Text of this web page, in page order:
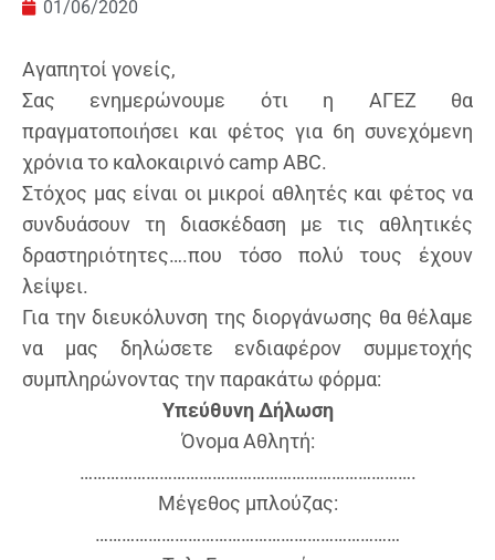
01/06/2020
Αγαπητοί γονείς,
Σας ενημερώνουμε ότι η ΑΓΕΖ θα
πραγματοποιήσει και φέτος για 6η συνεχόμενη
χρόνια το καλοκαιρινό camp ABC.
Στόχος μας είναι οι μικροί αθλητές και φέτος να
συνδυάσουν τη διασκέδαση με τις αθλητικές
δραστηριότητες….που τόσο πολύ τους έχουν
λείψει.
Για την διευκόλυνση της διοργάνωσης θα θέλαμε
να μας δηλώσετε ενδιαφέρον συμμετοχής
συμπληρώνοντας την παρακάτω φόρμα:
Υπεύθυνη Δήλωση
Όνομα Αθλητή:
………………………………………………………………….
Μέγεθος μπλούζας:
……………………………………………………………